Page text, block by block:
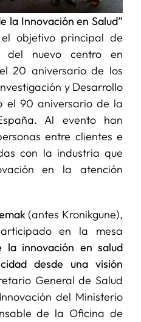
la Innovación en Salud”
objetivo principal de
del nuevo centro en
20 aniversario de los
y Desarrollo
el 90 aniversario de la
Al evento han
entre clientes e
con la industria que
en la atención
(antes Kronikgune),
en la mesa
la innovación en salud
desde una visión
General de Salud
del Ministerio
de la Oficina de